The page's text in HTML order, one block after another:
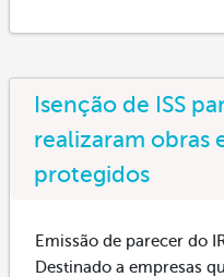
Isenção de ISS
realizaram obras
protegidos
Emissão de parecer do
Destinado a empresas